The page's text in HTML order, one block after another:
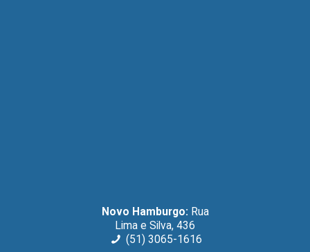
Novo Hamburgo: Rua
Lima e Silva, 436
(51) 3065-1616